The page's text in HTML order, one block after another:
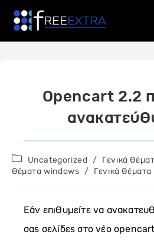
content
Opencart 2.2
Post
category:
Uncategorized / Γενικά
θέματα windows / Γενικά
Εάν επιθυμείτε να
σας σελίδες στο νέο